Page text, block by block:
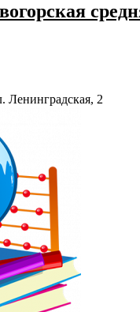
Ленинградская, 2